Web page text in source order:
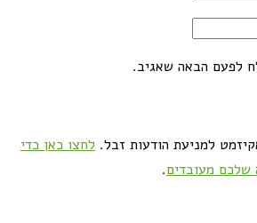
לפעם הבאה שאגיב.
למניעת הודעות זבל. לחצו כאן כדי
שלכם מעובדים.